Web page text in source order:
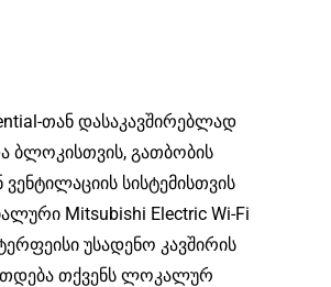
თან დასაკავშირებლად
ბლოკისთვის, გათბობის
ვენტილაციის სისტემისთვის
Mitsubishi Electric Wi-Fi
უსადენო კავშირის
თქვენს ლოკალურ